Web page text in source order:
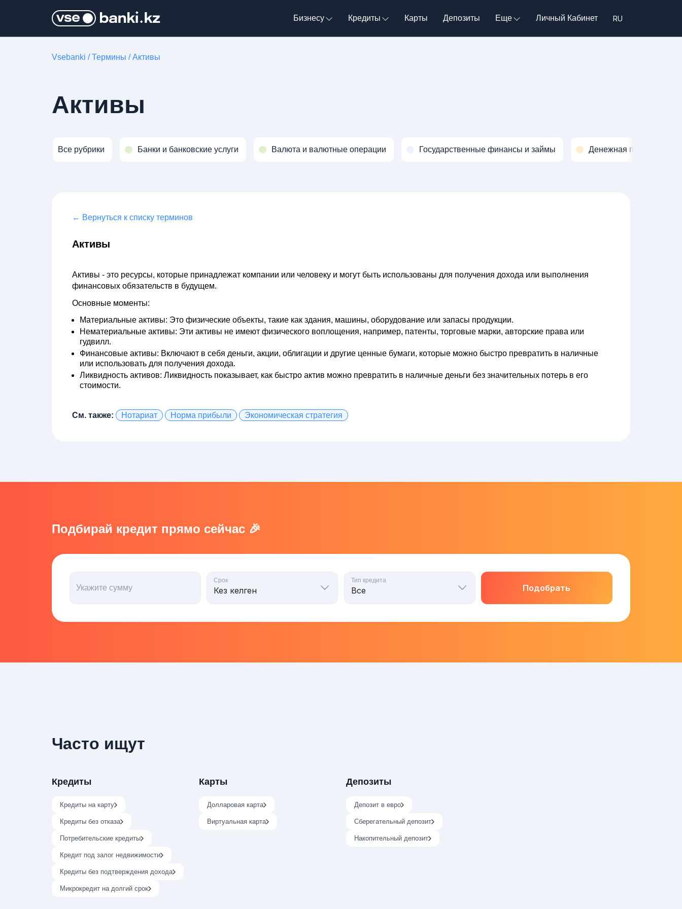
Бизнесу Кредиты Карты Депозиты Еще Личный Кабинет
Vsebanki /Термины /Активы
Активы
Все рубрики Банки и банковские услуги Валюта и валютные операции Государственные финансы и займы Денежная политика и
← Вернуться к списку терминов
Активы
Активы - это ресурсы, которые принадлежат компании или человеку и могут быть использованы для получения дохода или выполнения
финансовых обязательств в будущем.
Основные моменты:
Материальные активы: Это физические объекты, такие как здания, машины, оборудование или запасы продукции.
Нематериальные активы: Эти активы не имеют физического воплощения, например, патенты, торговые марки, авторские права или
гудвилл.
Финансовые активы: Включают в себя деньги, акции, облигации и другие ценные бумаги, которые можно быстро превратить в наличные
или использовать для получения дохода.
Ликвидность активов: Ликвидность показывает, как быстро актив можно превратить в наличные деньги без значительных потерь в его
стоимости.
См. также: Нотариат Норма прибыли Экономическая стратегия
Подбирай кредит прямо сейчас 🎉
Укажите сумму
Срок Тип кредита
Подобрать
Часто ищут
Кредиты
Кредиты на карту
Кредиты без отказа
Потребительские кредиты
Кредит под залог недвижимости
Кредиты без подтверждения дохода
Микрокредит на долгий срок
Карты
Долларовая карта
Виртуальная карта
Депозиты
Депозит в евро
Сберегательный депозит
Накопительный депозит